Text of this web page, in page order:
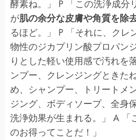
酵素ね。」 P 「この洗浄成分
が肌の余分な皮膚や角質を除
るほど。」 P 「それに、クレ
物性のジカプリン酸プロパン
りとした軽い使用感で汚れを
ンプー、クレンジングときた
め、シャンプー、トリートメ
ジング、ボディソープ、全身
洗浄効果が生まれる。」 A 「
のお得ってことだ！」